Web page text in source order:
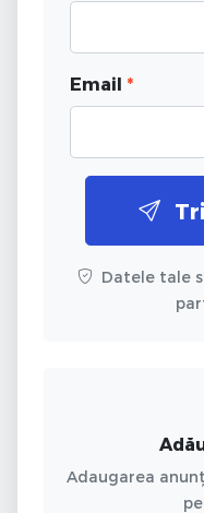
Email *
Datele tale
Adaugarea